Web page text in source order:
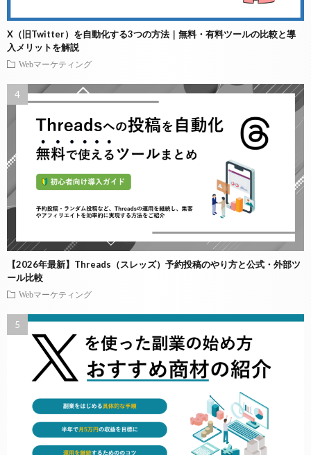
X（旧Twitter）を自動化する3つの方法｜無料・有料ツールの比較と導
入メリットを解説
Webマーケティング
【2026年最新】Threads（スレッズ）予約投稿のやり方と公式・外部ツ
ール比較
Webマーケティング